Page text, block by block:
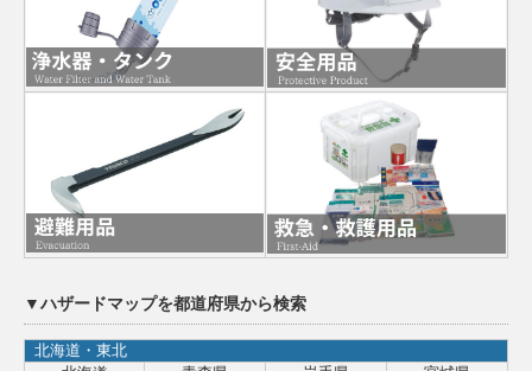
▼ハザードマップを都道府県から検索
北海道・東北